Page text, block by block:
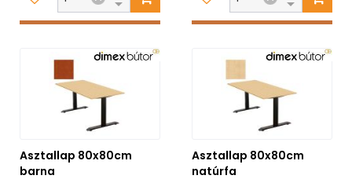
Asztallap 80x80cm
barna
Asztallap 80x80cm
natúrfa